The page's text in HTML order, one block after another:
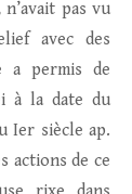
pas vu
avec des
a permis de
à la date du
Ier siècle ap.
actions de ce